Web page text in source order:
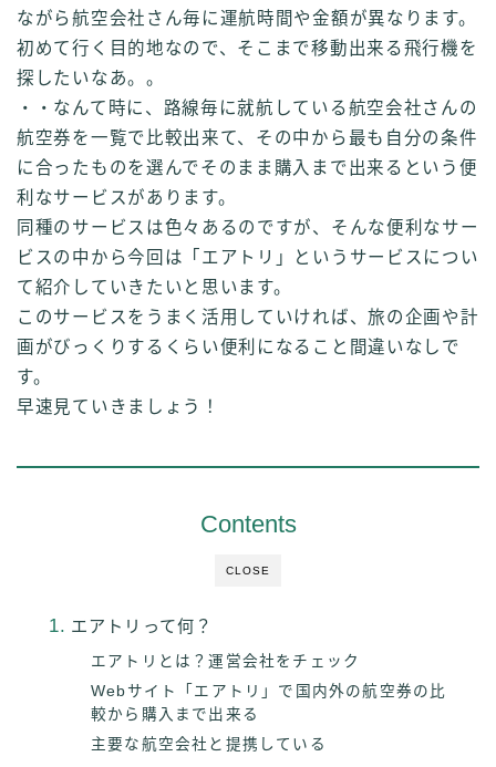
ながら航空会社さん毎に運航時間や金額が異なります。
初めて行く目的地なので、そこまで移動出来る飛行機を
探したいなあ。。
・・なんて時に、路線毎に就航している航空会社さんの
航空券を一覧で比較出来て、その中から最も自分の条件
に合ったものを選んでそのまま購入まで出来るという便
利なサービスがあります。
同種のサービスは色々あるのですが、そんな便利なサー
ビスの中から今回は「エアトリ」というサービスについ
て紹介していきたいと思います。
このサービスをうまく活用していければ、旅の企画や計
画がびっくりするくらい便利になること間違いなしで
す。
早速見ていきましょう！
CLOSE
Contents
エアトリって何？
エアトリとは？運営会社をチェック
Webサイト「エアトリ」で国内外の航空券の比
較から購入まで出来る
主要な航空会社と提携している